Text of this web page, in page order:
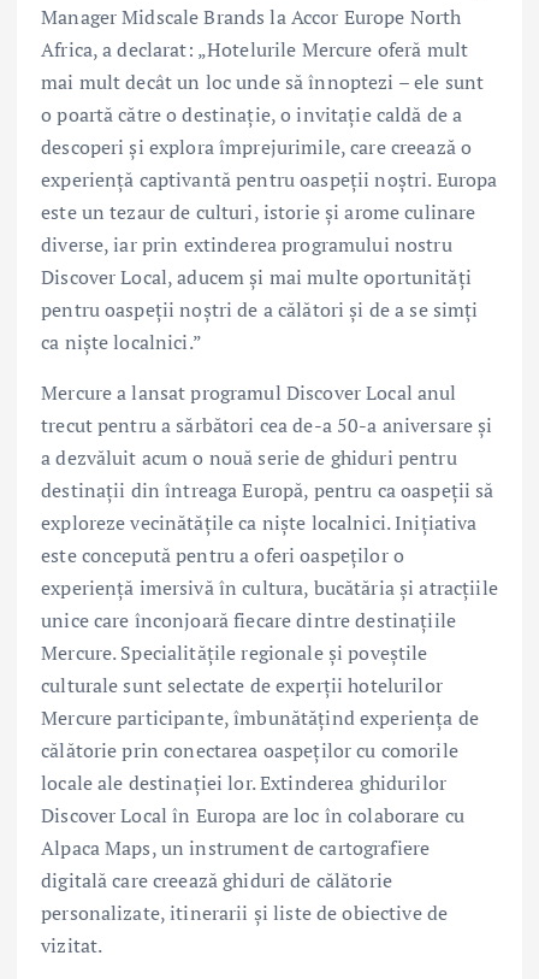
Manager Midscale Brands la Accor Europe North
Africa, a declarat: „Hotelurile Mercure oferă mult
mai mult decât un loc unde să înnoptezi – ele sunt
o poartă către o destinație, o invitație caldă de a
descoperi și explora împrejurimile, care creează o
experiență captivantă pentru oaspeții noștri. Europa
este un tezaur de culturi, istorie și arome culinare
diverse, iar prin extinderea programului nostru
Discover Local, aducem și mai multe oportunități
pentru oaspeții noștri de a călători și de a se simți
ca niște localnici.”
Mercure a lansat programul Discover Local anul
trecut pentru a sărbători cea de-a 50-a aniversare și
a dezvăluit acum o nouă serie de ghiduri pentru
destinații din întreaga Europă, pentru ca oaspeții să
exploreze vecinătățile ca niște localnici. Inițiativa
este concepută pentru a oferi oaspeților o
experiență imersivă în cultura, bucătăria și atracțiile
unice care înconjoară fiecare dintre destinațiile
Mercure. Specialitățile regionale și poveștile
culturale sunt selectate de experții hotelurilor
Mercure participante, îmbunătățind experiența de
călătorie prin conectarea oaspeților cu comorile
locale ale destinației lor. Extinderea ghidurilor
Discover Local în Europa are loc în colaborare cu
Alpaca Maps, un instrument de cartografiere
digitală care creează ghiduri de călătorie
personalizate, itinerarii și liste de obiective de
vizitat.